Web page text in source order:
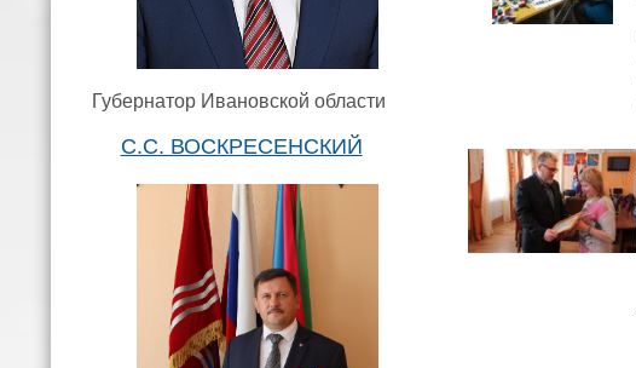
Губернатор Ивановской области
С.С. ВОСКРЕСЕНСКИЙ